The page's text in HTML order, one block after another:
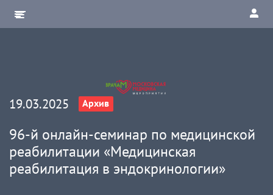
19.03.2025 Архив
96-й онлайн-семинар по медицинской
реабилитации «Медицинская
реабилитация в эндокринологии»